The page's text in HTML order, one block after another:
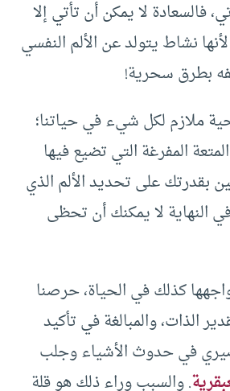
فالسعادة لا يمكن أن تأتي إلا
نشاط يتولد عن الألم النفسي
بطرق سحرية!
ملازم لكل شيء في حياتنا؛
المفرغة التي تضيع فيها
بقدرتك على تحديد الألم الذي
النهاية لا يمكنك أن تحظى
كذلك في الحياة، حرصنا
الذات، والمبالغة في تأكيد
في حدوث الأشياء وجلب
. والسبب وراء ذلك هو قلة